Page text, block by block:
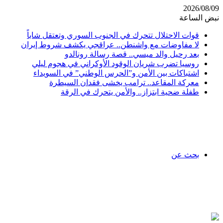
2026/08/09
نبض الساعة
قوات الاحتلال تتحرك في الجنوب السوري وتعتقل شاباً
لا مفاوضات مع واشنطن.. عراقجي يكشف شروط إيران
بعد رحيل والد ميسي.. قصة رسالة رونالدو
روسيا تضرب شريان الوقود الأوكراني في هجوم ليلي
اشتباكات بين الأمن و”الحرس الوطني” في السويداء
معركة المقاعد.. ترامب يخشى فقدان السيطرة
طفلة ضحية ابتزاز.. والأمن يتحرك في الرقة
بحث عن